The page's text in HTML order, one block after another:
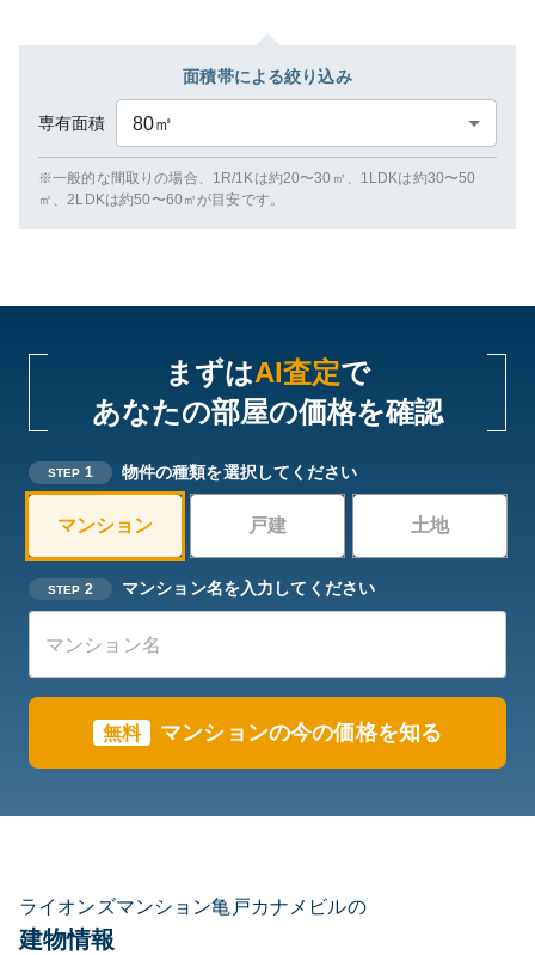
面積帯による絞り込み
専有面積 80㎡
※一般的な間取りの場合、1R/1Kは約20〜30㎡、1LDKは約30〜50
㎡、2LDKは約50〜60㎡が目安です。
まずはAI査定で
あなたの部屋の価格を確認
STEP 1 物件の種類を選択してください
マンション 戸建 土地
STEP 2 マンション名を入力してください
無料 マンションの今の価格を知る
ライオンズマンション亀戸カナメビルの
建物情報